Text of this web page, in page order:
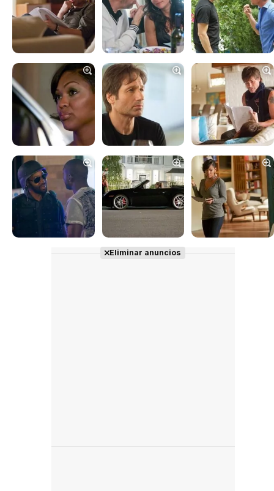
Tráiler 'Vida perra' (2026)
Tráiler Oficial en VOSE 'The Audacity'
Tráiler en español 'Outcome' (2026)
Eliminar anuncios